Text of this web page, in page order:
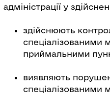
адміністрації у
здійснюють
спеціалізованими
приймальними
виявляють
спеціалізованими